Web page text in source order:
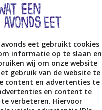
namelijk alleen
te
eet gebruikt cookies
informatie op te slaan en
wij om onze website
gebruik van de website te
content en advertenties te
en content te
verbeteren. Hiervoor